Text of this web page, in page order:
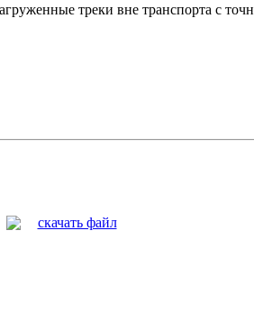
треки вне транспорта с
скачать файл